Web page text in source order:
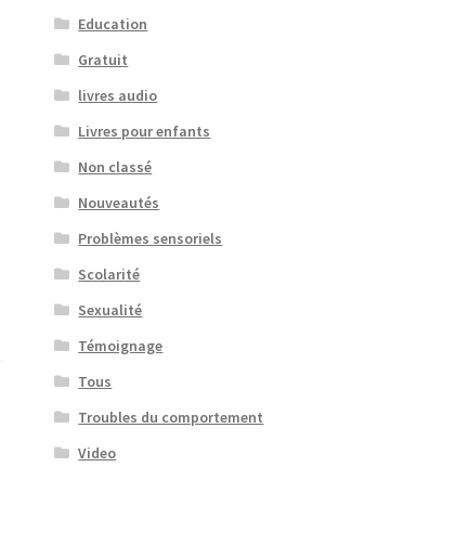
Education
Gratuit
livres audio
Livres pour enfants
Non classé
Nouveautés
Problèmes sensoriels
Scolarité
Sexualité
Témoignage
Tous
Troubles du comportement
Video